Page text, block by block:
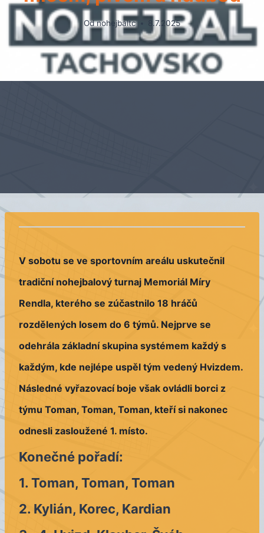
Odnohejbaltc 8.7.2025
V sobotu se ve sportovním areálu uskutečnil
tradiční nohejbalový turnaj Memoriál Míry
Rendla, kterého se zúčastnilo 18 hráčů
rozdělených losem do 6 týmů. Nejprve se
odehrála základní skupina systémem každý s
každým, kde nejlépe uspěl tým vedený Hvizdem.
Následné vyřazovací boje však ovládli borci z
týmu Toman, Toman, Toman, kteří si nakonec
odnesli zasloužené 1. místo.
Konečné pořadí:
1. Toman, Toman, Toman
2. Kylián, Korec, Kardian